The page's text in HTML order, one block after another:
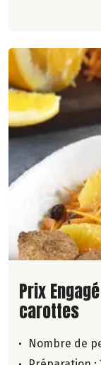
Lire la
Prix
carottes
Nombre de